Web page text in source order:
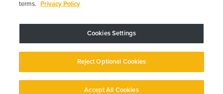
El dispositivo puede variar según los requisitos estatales; se aplican
Política de privacidad Sus opciones de privacidad
accesibilidad Gestionar cookies
terms. Privacy Policy
Cookies Settings
Reject Optional Cookies
Accept All Cookies